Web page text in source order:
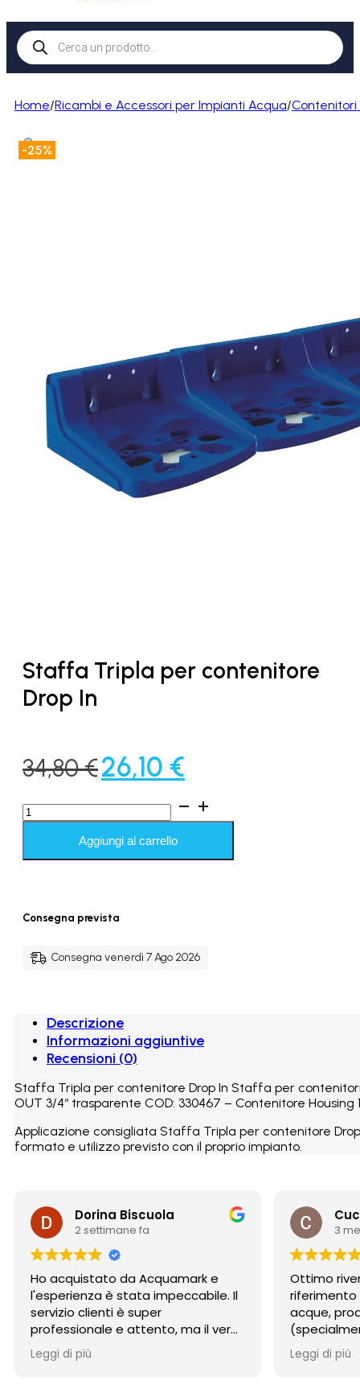
Products
search
Home/Ricambi e Accessori per Impianti Acqua/Contenitori
-25%
Staffa Tripla per contenitore
Drop In
34,80€Il
originale
era:
26,10 €
prezzo
attuale
è:
Staffa
Tripla
contenitore
Drop
Aggiungi al carrello
Consegna prevista
Consegna venerdì 7 Ago 2026
Descrizione
Informazioni aggiuntive
Recensioni (0)
Staffa Tripla per contenitore Drop In Staffa per contenitori
OUT 3/4“ trasparente COD: 330467 – Contenitore Housing
Applicazione consigliata Staffa Tripla per contenitore
formato e utilizzo previsto con il proprio impianto.
Dorina Biscuola
2 settimane fa
Ho acquistato da Acquamark e
l'esperienza è stata impeccabile. Il
servizio clienti è super
professionale e attento, ma il vero
punto di forza è stata la
spedizione: incredibilmente rapida
Leggi di più
3
Ottimo
acque,
osmosi) e
Leggi di più